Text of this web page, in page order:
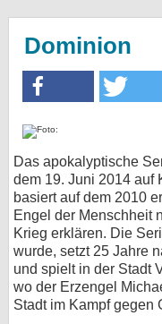
Dominion
Das apokalyptische
dem 19. Juni 2014 auf
basiert auf dem 2010
Engel der Menschheit
Krieg erklären. Die
wurde, setzt 25 Jahre
und spielt in der Stadt
wo der Erzengel
Stadt im Kampf gegen